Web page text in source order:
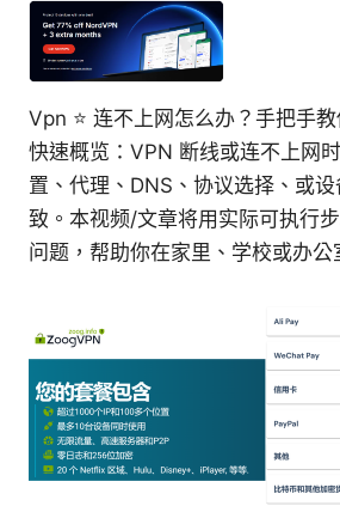
Vpn ⭐ 连不上网怎么办？手把手
快速概览：VPN 断线或连不上网
置、代理、DNS、协议选择、或
致。本视频/文章将用实际可执行
问题，帮助你在家里、学校或办公